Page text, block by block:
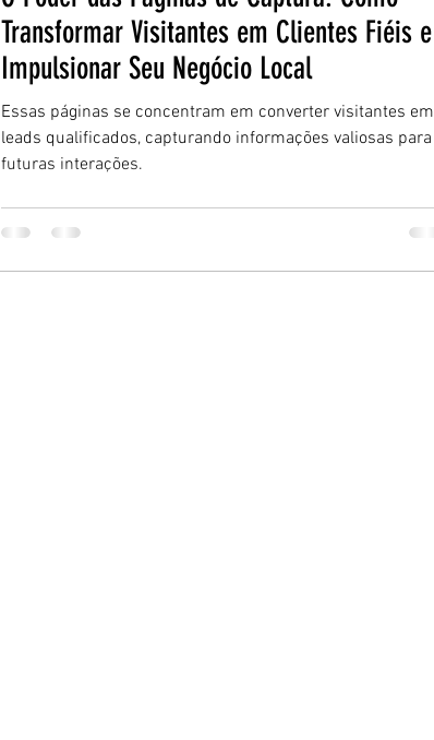
Transformar Visitantes em Clientes Fiéis e
Impulsionar Seu Negócio Local
Essas páginas se concentram em converter visitantes em
leads qualificados, capturando informações valiosas para
futuras interações.